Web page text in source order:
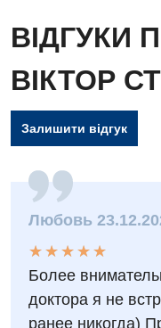
Вакансії
ВІДГУКИ
ВІКТОР
Залишити відгук
Любовь
★
★
★
★
★
★ ★ ★ ★ ★
Более
доктора я не
ранее никогда)